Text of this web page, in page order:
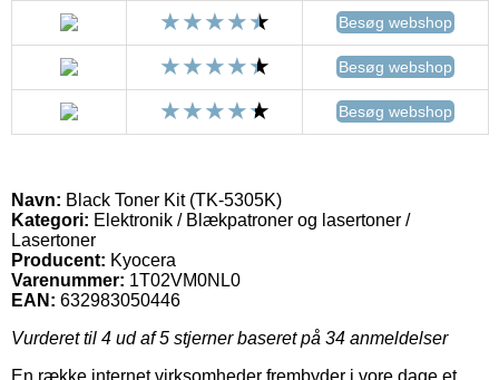
Besøg webshop
Besøg webshop
Besøg webshop
Navn: Black Toner Kit (TK-5305K)
Kategori: Elektronik / Blækpatroner og lasertoner /
Lasertoner
Producent: Kyocera
Varenummer: 1T02VM0NL0
EAN: 632983050446
Vurderet til 4 ud af 5 stjerner baseret på 34 anmeldelser
En række internet virksomheder frembyder i vore dage et